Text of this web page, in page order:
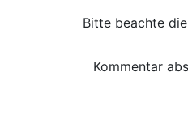
Bitte beachte die